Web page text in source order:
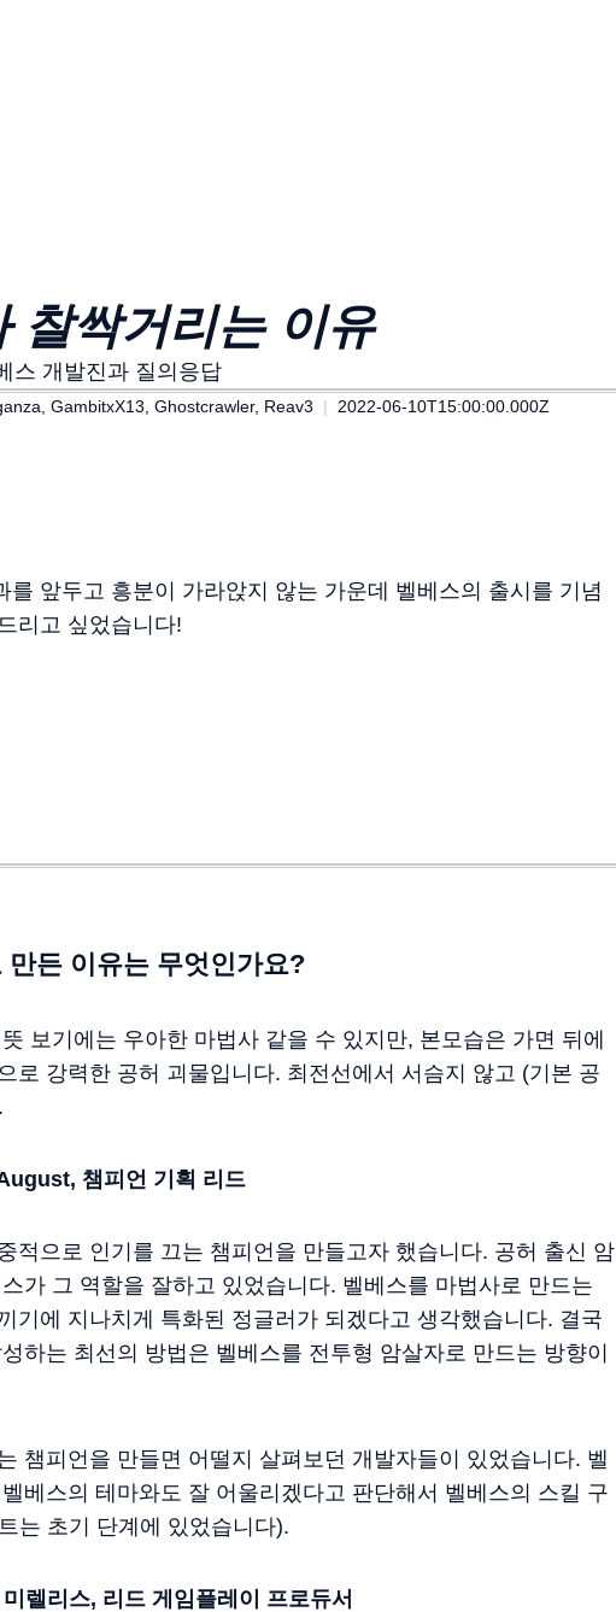
찰싹거리는 이유
스 개발진과 질의응답
GambitxX13, Ghostcrawler, Reav3 2022-06-10T15:00:00.000Z
앞두고 흥분이 가라앉지 않는 가운데 벨베스의 출시를 기념
리고 싶었습니다!
든 이유는 무엇인가요?
보기에는 우아한 마법사 같을 수 있지만, 본모습은 가면 뒤에
로 강력한 공허 괴물입니다. 최전선에서 서슴지 않고 (기본 공
챔피언 기획 리드
적으로 인기를 끄는 챔피언을 만들고자 했습니다. 공허 출신 암
가 그 역할을 잘하고 있었습니다. 벨베스를 마법사로 만드는
기에 지나치게 특화된 정글러가 되겠다고 생각했습니다. 결국
하는 최선의 방법은 벨베스를 전투형 암살자로 만드는 방향이
챔피언을 만들면 어떨지 살펴보던 개발자들이 있었습니다. 벨
베스의 테마와도 잘 어울리겠다고 판단해서 벨베스의 스킬 구
는 초기 단계에 있었습니다).
미렐리스, 리드 게임플레이 프로듀서